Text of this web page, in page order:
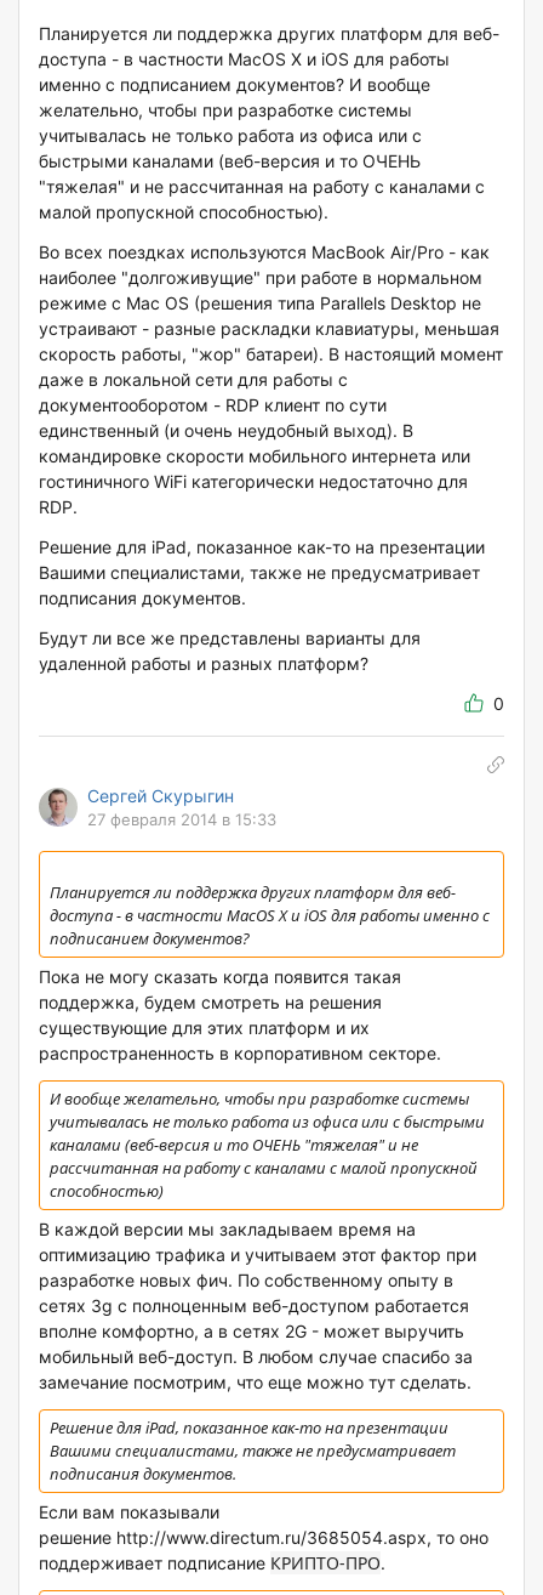
Планируется ли поддержка других платформ для веб-
доступа - в частности MacOS X и iOS для работы
именно с подписанием документов? И вообще
желательно, чтобы при разработке системы
учитывалась не только работа из офиса или с
быстрыми каналами (веб-версия и то ОЧЕНЬ
"тяжелая" и не рассчитанная на работу с каналами с
малой пропускной способностью).
Во всех поездках используются MacBook Air/Pro - как
наиболее "долгоживущие" при работе в нормальном
режиме с Mac OS (решения типа Parallels Desktop не
устраивают - разные раскладки клавиатуры, меньшая
скорость работы, "жор" батареи). В настоящий момент
даже в локальной сети для работы с
документооборотом - RDP клиент по сути
единственный (и очень неудобный выход). В
командировке скорости мобильного интернета или
гостиничного WiFi категорически недостаточно для
RDP.
Решение для iPad, показанное как-то на презентации
Вашими специалистами, также не предусматривает
подписания документов.
Будут ли все же представлены варианты для
удаленной работы и разных платформ?
0
Сергей Скурыгин
27 февраля 2014 в 15:33
Планируется ли поддержка других платформ для веб-
доступа - в частности MacOS X и iOS для работы именно с
подписанием документов?
Пока не могу сказать когда появится такая
поддержка, будем смотреть на решения
существующие для этих платформ и их
распространенность в корпоративном секторе.
И вообще желательно, чтобы при разработке системы
учитывалась не только работа из офиса или с быстрыми
каналами (веб-версия и то ОЧЕНЬ "тяжелая" и не
рассчитанная на работу с каналами с малой пропускной
способностью)
В каждой версии мы закладываем время на
оптимизацию трафика и учитываем этот фактор при
разработке новых фич. По собственному опыту в
сетях 3g c полноценным веб-доступом работается
вполне комфортно, а в сетях 2G - может выручить
мобильный веб-доступ. В любом случае спасибо за
замечание посмотрим, что еще можно тут сделать.
Решение для iPad, показанное как-то на презентации
Вашими специалистами, также не предусматривает
подписания документов.
Если вам показывали
решение http://www.directum.ru/3685054.aspx, то оно
поддерживает подписание КРИПТО-ПРО.